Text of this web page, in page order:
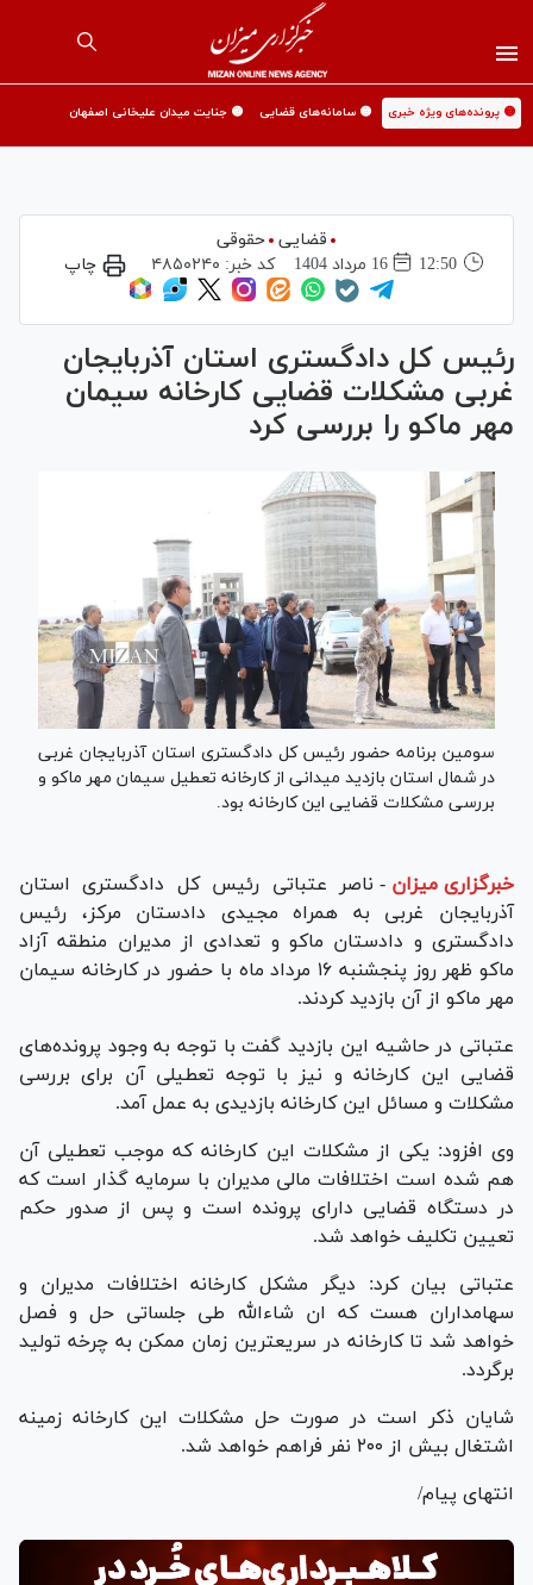
🟡 پرونده‌های ویژه خبری 🟡 سامانه‌های قضایی 🟡 جنایت میدان علیخانی اصفهان
قضایی حقوقی
12:50
16 مرداد 1404 کد خبر: ۴۸۵۰۲۴۰ چاپ
رئیس کل دادگستری استان آذربایجان
غربی مشکلات قضایی کارخانه سیمان
مهر ماکو را بررسی کرد
سومین برنامه حضور رئیس کل دادگستری استان آذربایجان غربی
در شمال استان بازدید میدانی از کارخانه تعطیل سیمان مهر ماکو و
بررسی مشکلات قضایی این کارخانه بود.
خبرگزاری میزان - ناصر عتباتی رئیس کل دادگستری استان
آذربایجان غربی به همراه مجیدی دادستان مرکز، رئیس
دادگستری و دادستان ماکو و تعدادی از مدیران منطقه آزاد
ماکو ظهر روز پنجشنبه ۱۶ مرداد ماه با حضور در کارخانه سیمان
مهر ماکو از آن بازدید کردند.
عتباتی در حاشیه این بازدید گفت با توجه به وجود پرونده‌های
قضایی این کارخانه و نیز با توجه تعطیلی آن برای بررسی
مشکلات و مسائل این کارخانه بازدیدی به عمل آمد.
وی افزود: یکی از مشکلات این کارخانه که موجب تعطیلی آن
هم شده است اختلافات مالی مدیران با سرمایه گذار است که
در دستگاه قضایی دارای پرونده است و پس از صدور حکم
تعیین تکلیف خواهد شد.
عتباتی بیان کرد: دیگر مشکل کارخانه اختلافات مدیران و
سهامداران هست که ان شاءالله طی جلساتی حل و فصل
خواهد شد تا کارخانه در سریعترین زمان ممکن به چرخه تولید
برگردد.
شایان ذکر است در صورت حل مشکلات این کارخانه زمینه
اشتغال بیش از ۲۰۰ نفر فراهم خواهد شد.
انتهای پیام/